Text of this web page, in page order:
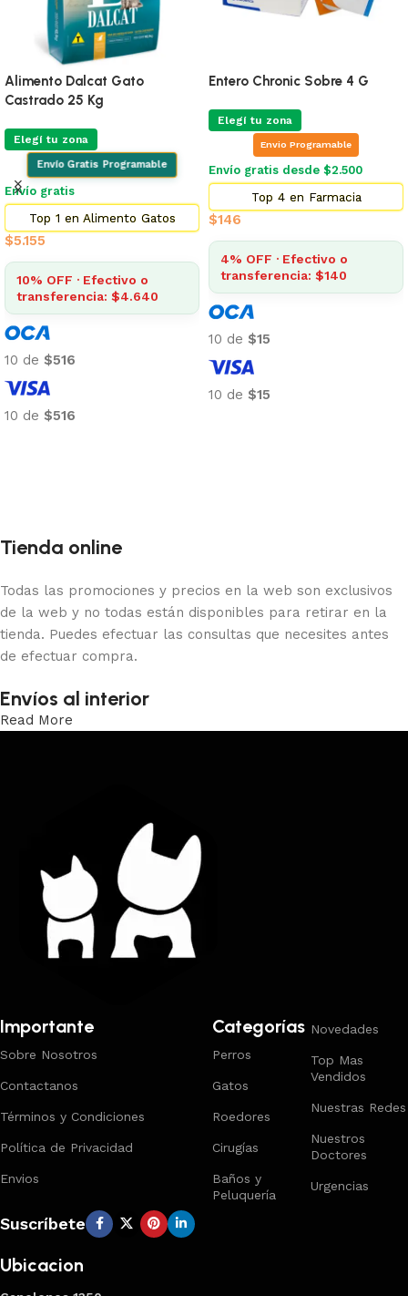
Alimento Dalcat Gato
Castrado 25 Kg
Elegí tu zona
Envío Gratis Programable
Envío gratis
Top 1 en Alimento Gatos
$5.155
10% OFF · Efectivo o
transferencia: $4.640
10 de $516
10 de $516
Entero Chronic Sobre 4 G
Elegí tu zona
Envio Programable
Envío gratis desde $2.500
Top 4 en Farmacia
$146
4% OFF · Efectivo o
transferencia: $140
10 de $15
10 de $15
Tienda online
Todas las promociones y precios en la web son exclusivos
de la web y no todas están disponibles para retirar en la
tienda. Puedes efectuar las consultas que necesites antes
de efectuar compra.
Envíos al interior
Read More
Importante
Sobre Nosotros
Contactanos
Términos y Condiciones
Política de Privacidad
Envios
Categorías
Perros
Gatos
Roedores
Cirugías
Baños y
Peluquería
Novedades
Top Mas
Vendidos
Nuestras Redes
Nuestros
Doctores
Urgencias
Suscríbete
Ubicacion